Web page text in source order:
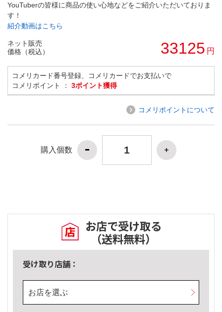
YouTuberの皆様に商品の使い心地などをご紹介いただいておりま
す！
紹介動画はこちら
ネット販売
価格（税込）
33125 円
コメリカード番号登録、コメリカードでお支払いで
コメリポイント ： 3ポイント獲得
コメリポイントについて
購入個数
お店で受け取る
（送料無料）
受け取り店舗：
お店を選ぶ